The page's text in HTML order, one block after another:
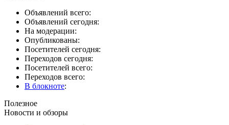
Объявлений всего:
Объявлений сегодня:
На модерации:
Опубликованы:
Посетителей сегодня:
Переходов сегодня:
Посетителей всего:
Переходов всего:
В блокноте:
Полезное
Новости и обзоры